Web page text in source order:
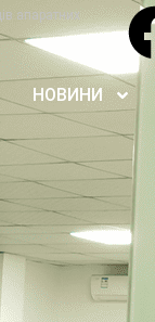
апаратних
НОВИНИ